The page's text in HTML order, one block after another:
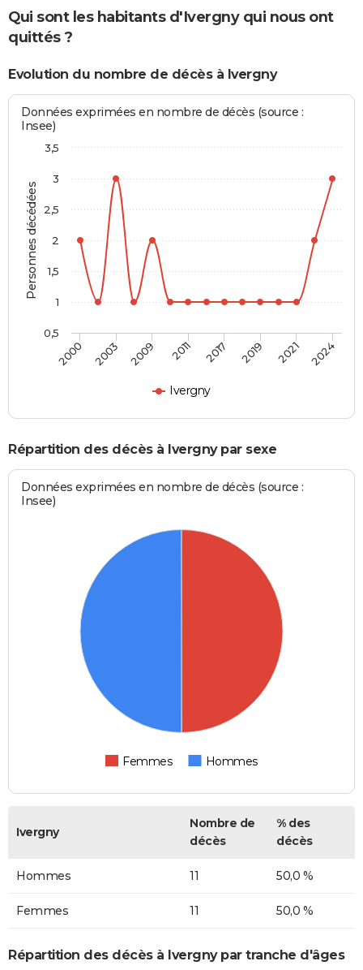
Qui sont les habitants d'Ivergny qui nous ont
quittés ?
Evolution du nombre de décès à Ivergny
Personnes décédées
Données exprimées en nombre de décès (source :
Insee)
Ivergny
2000 2003 2009 2011 2017 2019 2021 2024
0,5
1
1,5
2
2,5
3
3,5
Répartition des décès à Ivergny par sexe
Données exprimées en nombre de décès (source :
Insee)
Femmes Hommes
Ivergny
Nombre de
décès
% des
décès
Hommes 11 50,0 %
Femmes 11 50,0 %
Répartition des décès à Ivergny par tranche d'âges